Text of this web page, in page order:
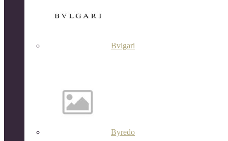
Bvlgari
Byredo